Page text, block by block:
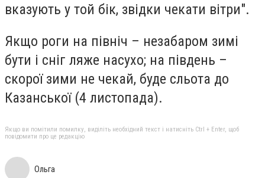
вказують у той бік, звідки чекати вітри".
Якщо роги на північ – незабаром зимі
бути і сніг ляже насухо; на південь –
скорої зими не чекай, буде сльота до
Казанської (4 листопада).
Якщо ви помітили помилку, виділіть необхідний текст і натисніть Ctrl + Enter, щоб
повідомити про це редакцію
Ольга